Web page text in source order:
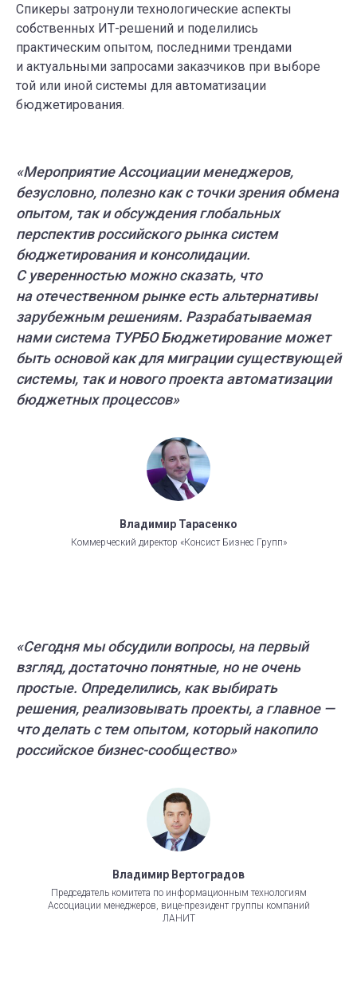
Спикеры затронули технологические аспекты
собственных ИТ-решений и поделились
практическим опытом, последними трендами
и актуальными запросами заказчиков при выборе
той или иной системы для автоматизации
бюджетирования.
«Мероприятие Ассоциации менеджеров,
безусловно, полезно как с точки зрения обмена
опытом, так и обсуждения глобальных
перспектив российского рынка систем
бюджетирования и консолидации.
С уверенностью можно сказать, что
на отечественном рынке есть альтернативы
зарубежным решениям. Разрабатываемая
нами система ТУРБО Бюджетирование может
быть основой как для миграции существующей
системы, так и нового проекта автоматизации
бюджетных процессов»
Владимир Тарасенко
Коммерческий директор «Консист Бизнес Групп»
«Сегодня мы обсудили вопросы, на первый
взгляд, достаточно понятные, но не очень
простые. Определились, как выбирать
решения, реализовывать проекты, а главное —
что делать с тем опытом, который накопило
российское бизнес-сообщество»
Владимир Вертоградов
Председатель комитета по информационным технологиям
Ассоциации менеджеров, вице-президент группы компаний
ЛАНИТ